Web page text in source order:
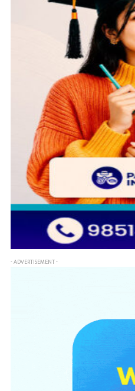
- ADVERTISEMENT -